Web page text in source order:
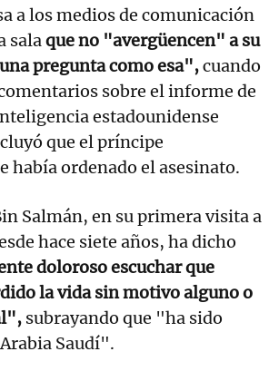
a los medios de comunicación
salaque no "avergüencen" a su
pregunta como esa",cuando
sobre el informe de
estadounidense
que el príncipe
había ordenado el asesinato.
Salmán, en su primera visita a
hace siete años, ha dicho
doloroso escuchar que
la vida sin motivo alguno o
subrayando que "ha sido
Saudí".